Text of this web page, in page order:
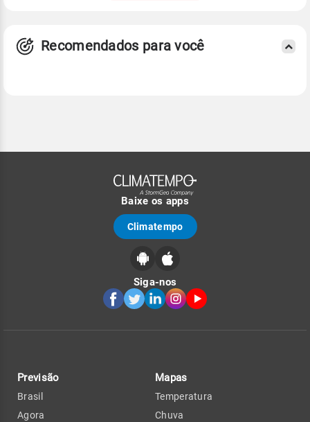
Recomendados para você
Baixe os apps
Climatempo
Siga-nos
Previsão
Brasil
Agora
Mapas
Temperatura
Chuva